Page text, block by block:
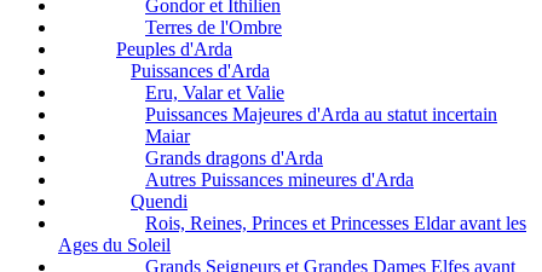
Gondor et Ithilien
Terres de l'Ombre
Peuples d'Arda
Puissances d'Arda
Eru, Valar et Valie
Puissances Majeures d'Arda au statut incertain
Maiar
Grands dragons d'Arda
Autres Puissances mineures d'Arda
Quendi
Rois, Reines, Princes et Princesses Eldar avant les
Ages du Soleil
Grands Seigneurs et Grandes Dames Elfes avant